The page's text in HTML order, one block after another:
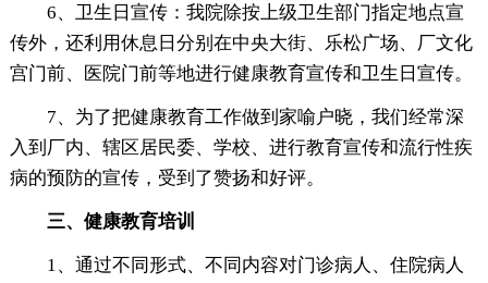
6、卫生日宣传：我院除按上级卫生部门指定地点宣
传外，还利用休息日分别在中央大街、乐松广场、厂文化
宫门前、医院门前等地进行健康教育宣传和卫生日宣传。
7、为了把健康教育工作做到家喻户晓，我们经常深
入到厂内、辖区居民委、学校、进行教育宣传和流行性疾
病的预防的宣传，受到了赞扬和好评。
三、健康教育培训
1、通过不同形式、不同内容对门诊病人、住院病人